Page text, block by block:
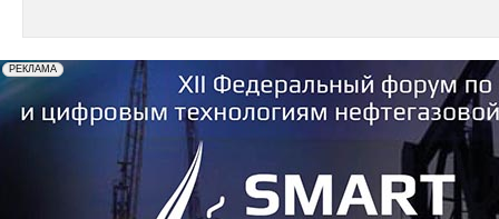
технологии
Нормативные акты